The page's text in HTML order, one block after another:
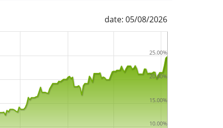
date: 05/08/2026
10.00%
15.00%
20.00%
25.00%